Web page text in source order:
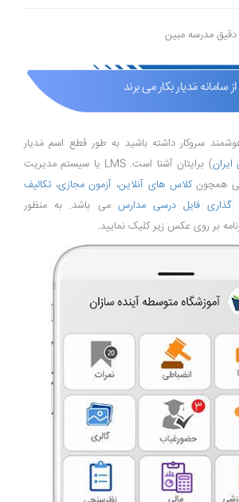
مدرسه مبین
سامانه مَدیار بکار می برند
سروکار داشته باشید به طور قطع اسم مَدیار
) برایتان آشنا است. LMS یا سیستم مدیریت
همچونکلاس های آنلاین، آزمون مجازی، تکالیف
گذاری فایل درسی مدارس می باشد. به منظور
بر روی عکس زیر کلیک نمایید.